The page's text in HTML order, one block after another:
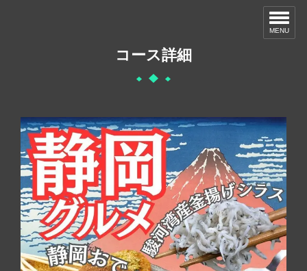
MENU
コース詳細